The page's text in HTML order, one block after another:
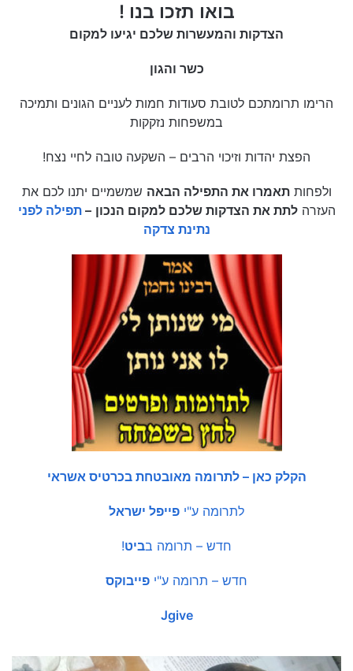
בואו תזכו בנו !
הצדקות והמעשרות שלכם יגיעו למקום
כשר והגון
הרימו תרומתכם לטובת סעודות חמות לעניים הגונים ותמיכה
במשפחות נזקקות
הפצת יהדות וזיכוי הרבים – השקעה טובה לחיי נצח!
ולפחותתאמרו את התפילה הבאה שמשמיים יתנו לכם את
העזרהלתת את הצדקות שלכם למקום הנכון –תפילה לפני
נתינת צדקה
הקלק כאן – לתרומה מאובטחת בכרטיס אשראי
לתרומה ע"י פייפל ישראל
חדש – תרומה בביט!
חדש – תרומה ע"י פייבוקס
Jgive